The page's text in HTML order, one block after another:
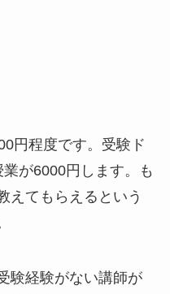
円程度です。受験ド
が6000円します。も
えてもらえるという
験経験がない講師が